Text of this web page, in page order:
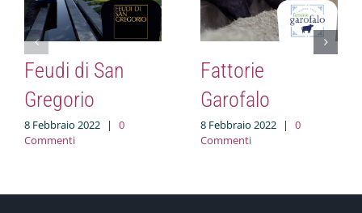
Feudi di San
Gregorio
8 Febbraio 2022 |
0
Commenti
Fattorie
Garofalo
8 Febbraio 2022 |
0
Commenti